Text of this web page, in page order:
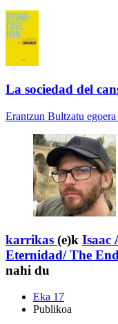
La sociedad del
Erantzun Bultzatu egoera
karrikas (e)k Isaac
Eternidad/ The
nahi du
Eka 17
Publikoa